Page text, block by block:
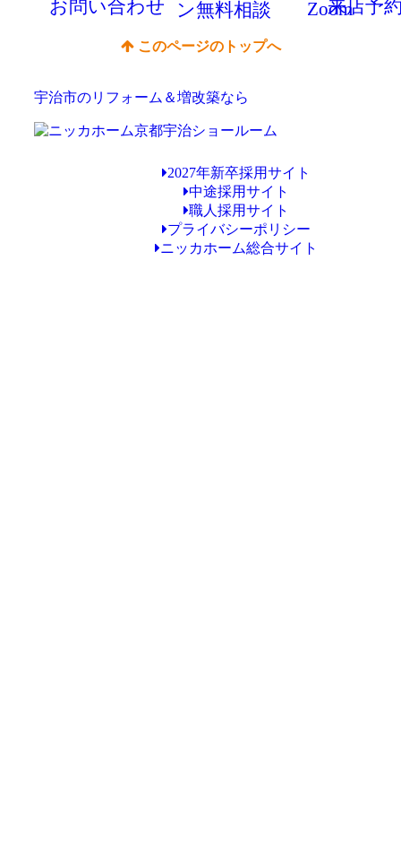
お問い合わせ
ン無料相談
Zoom
来店予
このページのトップへ
宇治市のリフォーム＆増改築なら
2027年新卒採用サイト
中途採用サイト
職人採用サイト
プライバシーポリシー
ニッカホーム総合サイト